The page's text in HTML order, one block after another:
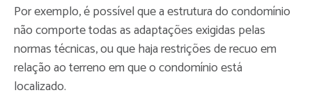
Por exemplo, é possível que a estrutura do condomínio
não comporte todas as adaptações exigidas pelas
normas técnicas, ou que haja restrições de recuo em
relação ao terreno em que o condomínio está
localizado.